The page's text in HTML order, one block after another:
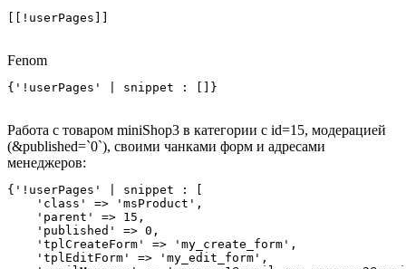
[[!userPages]]
Fenom
{'!userPages' | snippet : []}
Работа с товаром miniShop3 в категории с id=15, модерацией
(&published=`0`), cвоими чанками форм и адресами
менеджеров:
{'!userPages' | snippet : [
    'class' => 'msProduct',
    'parent' => 15,
    'published' => 0,
    'tplCreateForm' => 'my_create_form',
    'tplEditForm' => 'my_edit_form',